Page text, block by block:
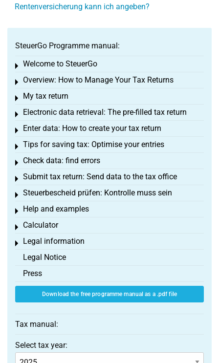
Rentenversicherung kann ich angeben?
SteuerGo Programme manual:
Welcome to SteuerGo
Toggle menu
Overview: How to Manage Your Tax Returns
Toggle menu
My tax return
Toggle menu
Electronic data retrieval: The pre-filled tax return
Toggle menu
Enter data: How to create your tax return
Toggle menu
Tips for saving tax: Optimise your entries
Toggle menu
Check data: find errors
Toggle menu
Submit tax return: Send data to the tax office
Toggle menu
Steuerbescheid prüfen: Kontrolle muss sein
Toggle menu
Help and examples
Toggle menu
Calculator
Toggle menu
Legal information
Toggle menu
Legal Notice
Press
Download the free programme manual as a .pdf file
Tax manual:
Select tax year: